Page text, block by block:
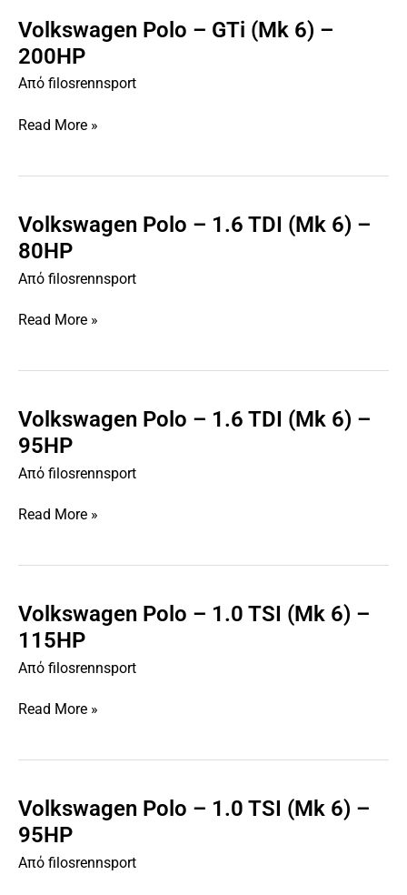
Volkswagen Polo – GTi (Mk 6) –
200HP
Από filosrennsport
Volkswagen
Polo
–
GTi
6)
200HP
Read More »
Volkswagen Polo – 1.6 TDI (Mk 6) –
80HP
Από filosrennsport
Volkswagen
Polo
–
1.6
(Mk
–
Read More »
Volkswagen Polo – 1.6 TDI (Mk 6) –
95HP
Από filosrennsport
Volkswagen
Polo
–
1.6
(Mk
–
Read More »
Volkswagen Polo – 1.0 TSI (Mk 6) –
115HP
Από filosrennsport
Volkswagen
Polo
–
1.0
(Mk
–
Read More »
Volkswagen Polo – 1.0 TSI (Mk 6) –
95HP
Από filosrennsport
Volkswagen
Polo
–
1.0